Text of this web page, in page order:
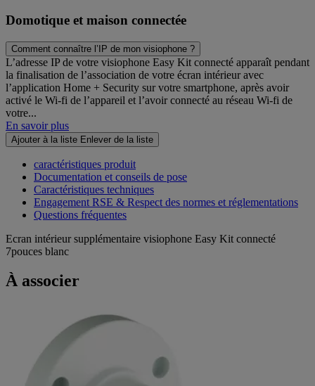
Domotique et maison connectée
Comment connaître l’IP de mon visiophone ?
L’adresse IP de votre visiophone Easy Kit connecté apparaît pendant
la finalisation de l’association de votre écran intérieur avec
l’application Home + Security sur votre smartphone, après avoir
activé le Wi-fi de l’appareil et l’avoir connecté au réseau Wi-fi de
votre...
En savoir plus
Ajouter à la liste Enlever de la liste
caractéristiques produit
Documentation et conseils de pose
Caractéristiques techniques
Engagement RSE & Respect des normes et réglementations
Questions fréquentes
Ecran intérieur supplémentaire visiophone Easy Kit connecté
7pouces blanc
À associer